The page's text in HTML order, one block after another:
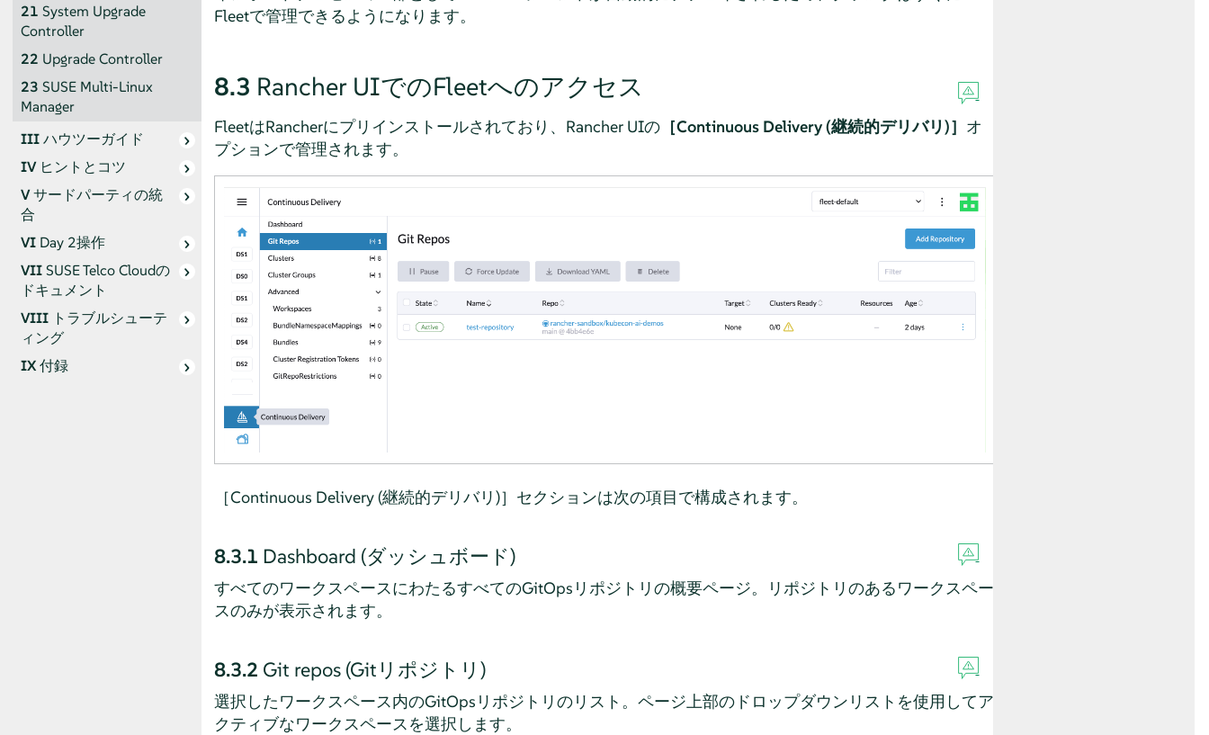
21 System Upgrade
Controller
22 Upgrade Controller
23 SUSE Multi-Linux
Manager
IIIハウツーガイド
IV ヒントとコツ
Vサードパーティの統
合
VI Day 2操作
VIISUSE Telco Cloudの
ドキュメント
VIII トラブルシューテ
ィング
IX付録
Fleetで管理できるようになります。
8.3 Rancher UIでのFleetへのアクセス
FleetはRancherにプリインストールされており、Rancher UIの［Continuous Delivery (継続的デリバリ)］ オ
プションで管理されます。
［Continuous Delivery (継続的デリバリ)］セクションは次の項目で構成されます。
8.3.1 Dashboard (ダッシュボード)
すべてのワークスペースにわたるすべてのGitOpsリポジトリの概要ページ。リポジトリのあるワークスペー
スのみが表示されます。
8.3.2 Git repos (Gitリポジトリ)
選択したワークスペース内のGitOpsリポジトリのリスト。ページ上部のドロップダウンリストを使用してア
クティブなワークスペースを選択します。